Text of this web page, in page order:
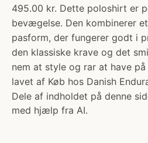
495.00 kr. Dette poloshirt er
bevægelse. Den kombinerer
pasform, der fungerer godt i
den klassiske krave og det
nem at style og rar at have
lavet af Køb hos Danish
Dele af indholdet på denne
med hjælp fra AI.